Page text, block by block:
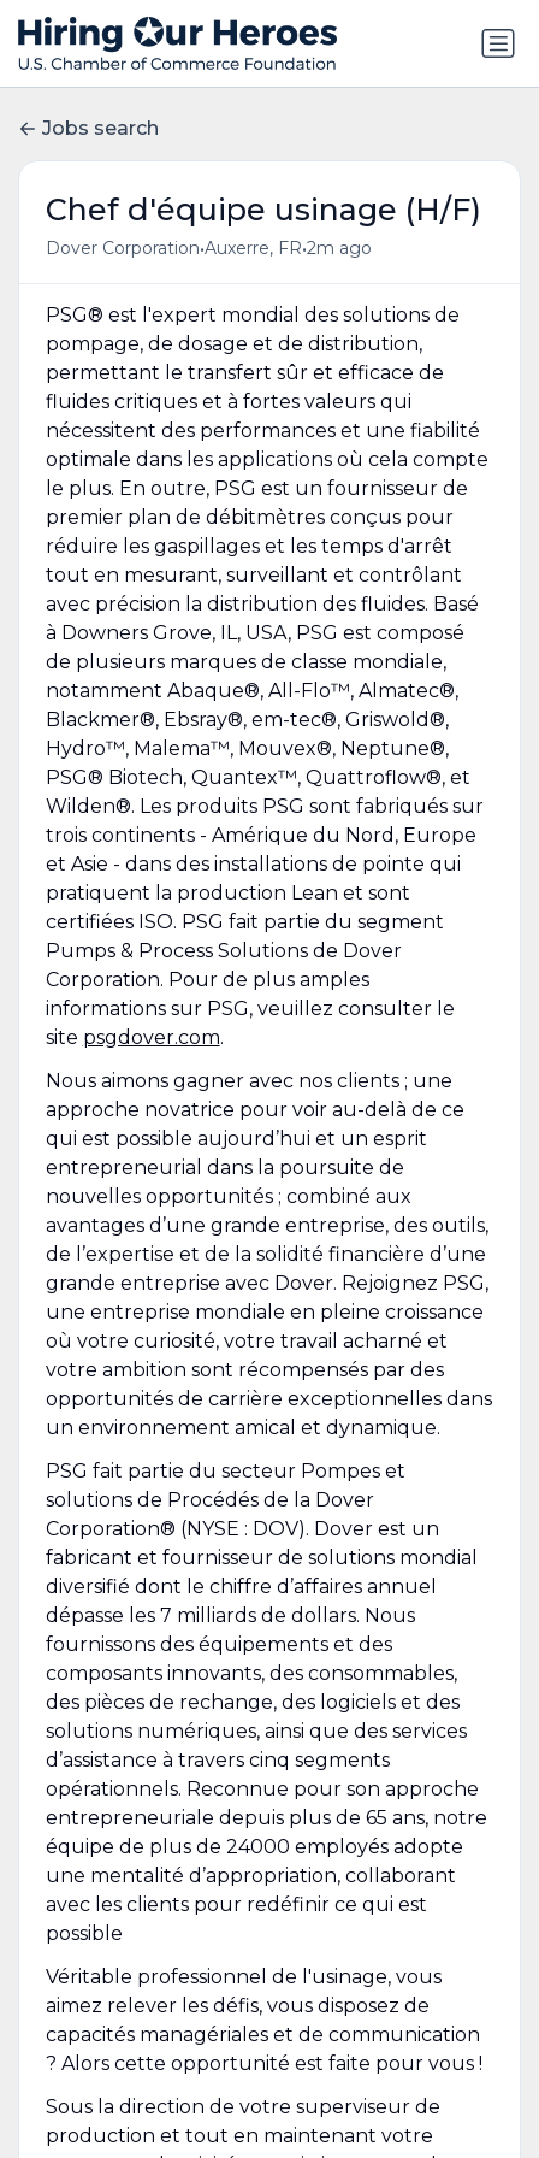
Jobs search
Chef d'équipe usinage (H/F)
Dover Corporation•Auxerre, FR•2m ago
PSG® est l'expert mondial des solutions de
pompage, de dosage et de distribution,
permettant le transfert sûr et efficace de
fluides critiques et à fortes valeurs qui
nécessitent des performances et une fiabilité
optimale dans les applications où cela compte
le plus. En outre, PSG est un fournisseur de
premier plan de débitmètres conçus pour
réduire les gaspillages et les temps d'arrêt
tout en mesurant, surveillant et contrôlant
avec précision la distribution des fluides. Basé
à Downers Grove, IL, USA, PSG est composé
de plusieurs marques de classe mondiale,
notamment Abaque®, All-Flo™, Almatec®,
Blackmer®, Ebsray®, em-tec®, Griswold®,
Hydro™, Malema™, Mouvex®, Neptune®,
PSG® Biotech, Quantex™, Quattroflow®, et
Wilden®. Les produits PSG sont fabriqués sur
trois continents - Amérique du Nord, Europe
et Asie - dans des installations de pointe qui
pratiquent la production Lean et sont
certifiées ISO. PSG fait partie du segment
Pumps & Process Solutions de Dover
Corporation. Pour de plus amples
informations sur PSG, veuillez consulter le
site psgdover.com.
Nous aimons gagner avec nos clients ; une
approche novatrice pour voir au-delà de ce
qui est possible aujourd’hui et un esprit
entrepreneurial dans la poursuite de
nouvelles opportunités ; combiné aux
avantages d’une grande entreprise, des outils,
de l’expertise et de la solidité financière d’une
grande entreprise avec Dover. Rejoignez PSG,
une entreprise mondiale en pleine croissance
où votre curiosité, votre travail acharné et
votre ambition sont récompensés par des
opportunités de carrière exceptionnelles dans
un environnement amical et dynamique.
PSG fait partie du secteur Pompes et
solutions de Procédés de la Dover
Corporation® (NYSE : DOV). Dover est un
fabricant et fournisseur de solutions mondial
diversifié dont le chiffre d’affaires annuel
dépasse les 7 milliards de dollars. Nous
fournissons des équipements et des
composants innovants, des consommables,
des pièces de rechange, des logiciels et des
solutions numériques, ainsi que des services
d’assistance à travers cinq segments
opérationnels. Reconnue pour son approche
entrepreneuriale depuis plus de 65 ans, notre
équipe de plus de 24000 employés adopte
une mentalité d’appropriation, collaborant
avec les clients pour redéfinir ce qui est
possible
Véritable professionnel de l'usinage, vous
aimez relever les défis, vous disposez de
capacités managériales et de communication
? Alors cette opportunité est faite pour vous !
Sous la direction de votre superviseur de
production et tout en maintenant votre